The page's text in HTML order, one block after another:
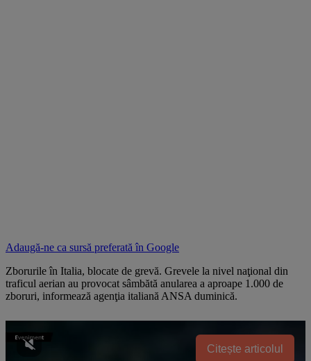
Adaugă-ne ca sursă preferată în Google
Zborurile în Italia, blocate de grevă. Grevele la nivel naţional din
traficul aerian au provocat sâmbătă anularea a aproape 1.000 de
zboruri, informează agenţia italiană ANSA duminică.
Citește articolul